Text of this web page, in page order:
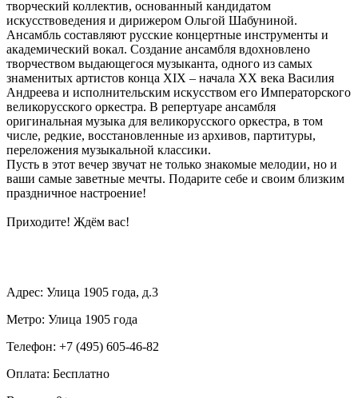
творческий коллектив, основанный кандидатом
искусствоведения и дирижером Ольгой Шабуниной.
Ансамбль составляют русские концертные инструменты и
академический вокал. Создание ансамбля вдохновлено
творчеством выдающегося музыканта, одного из самых
знаменитых артистов конца ХIX – начала ХХ века Василия
Андреева и исполнительским искусством его Императорского
великорусского оркестра. В репертуаре ансамбля
оригинальная музыка для великорусского оркестра, в том
числе, редкие, восстановленные из архивов, партитуры,
переложения музыкальной классики.
Пусть в этот вечер звучат не только знакомые мелодии, но и
ваши самые заветные мечты. Подарите себе и своим близким
праздничное настроение!
Приходите! Ждём вас!
Адрес: Улица 1905 года, д.3
Метро: Улица 1905 года
Телефон: +7 (495) 605-46-82
Оплата: Бесплатно